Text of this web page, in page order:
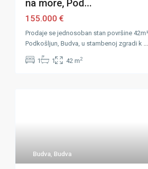
na more, Pod...
155.000 €
Prodaje se jednosoban stan površine
Podkošljun, Budva, u stambenoj zgradi k ...
1 1 42 m2
Budva, Budva